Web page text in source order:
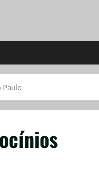
Paulo